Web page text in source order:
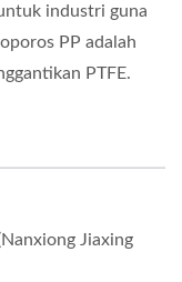
industri guna
PP adalah
PTFE.
Jiaxing